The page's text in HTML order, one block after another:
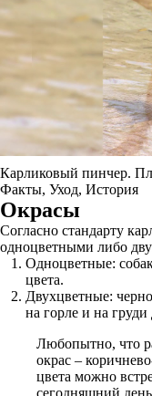
Карликовый пинчер.
Факты, Уход, История
Окрасы
Согласно стандарту
одноцветными либо
Одноцветные:
цвета.
Двухцветные:
на горле и на
Любопытно, что
окрас –
цвета можно
сегодняшний